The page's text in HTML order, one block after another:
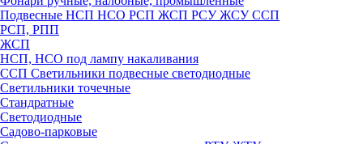
Подвесные НСП НСО РСП ЖСП РСУ ЖСУ ССП
РСП, РПП
ЖСП
НСП, НСО под лампу накаливания
ССП Светильники подвесные светодиодные
Светильники точечные
Стандратные
Светодиодные
Садово-парковые